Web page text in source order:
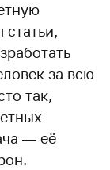
за всю
так,
— её